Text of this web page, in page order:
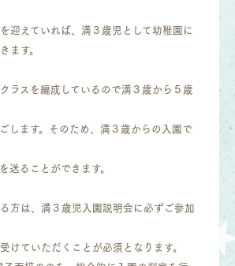
迎えていれば、満３歳児として幼稚園に
ます。
ラスを編成しているので満３歳から５歳
します。そのため、満３歳からの入園で
送ることができます。
方は、満３歳児入園説明会に必ずご参加
けていただくことが必須となります。